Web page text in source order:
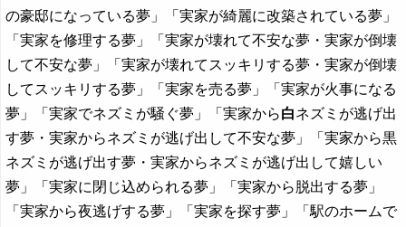
の豪邸になっている夢」「実家が綺麗に改築されている夢」
「実家を修理する夢」「実家が壊れて不安な夢・実家が倒壊
して不安な夢」「実家が壊れてスッキリする夢・実家が倒壊
してスッキリする夢」「実家を売る夢」「実家が火事になる
夢」「実家でネズミが騒ぐ夢」「実家から白ネズミが逃げ出
す夢・実家からネズミが逃げ出して不安な夢」「実家から黒
ネズミが逃げ出す夢・実家からネズミが逃げ出して嬉しい
夢」「実家に閉じ込められる夢」「実家から脱出する夢」
「実家から夜逃げする夢」「実家を探す夢」「駅のホームで